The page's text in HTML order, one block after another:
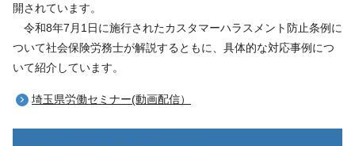
開されています。
令和8年7月1日に施行されたカスタマーハラスメント防止条例に
ついて社会保険労務士が解説するともに、具体的な対応事例につ
いて紹介しています。
埼玉県労働セミナー(動画配信）